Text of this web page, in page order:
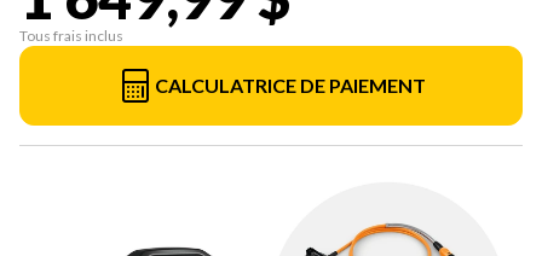
Tous frais inclus
CALCULATRICE DE PAIEMENT